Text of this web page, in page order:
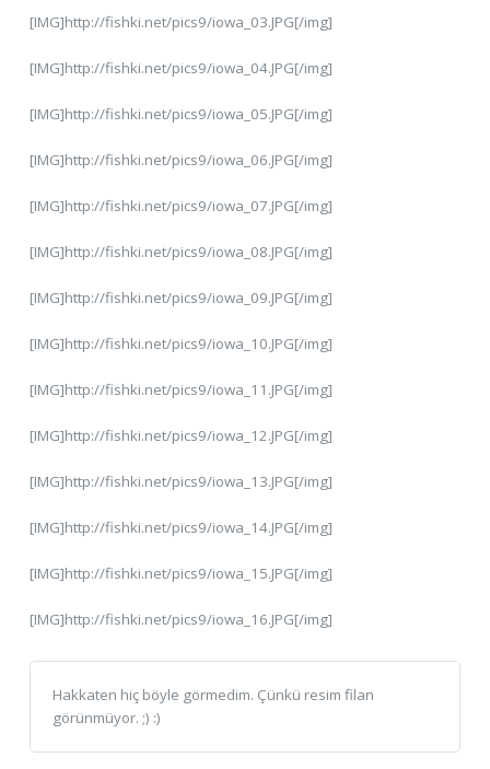
[IMG]http://fishki.net/pics9/iowa_03.JPG[/img]
[IMG]http://fishki.net/pics9/iowa_04.JPG[/img]
[IMG]http://fishki.net/pics9/iowa_05.JPG[/img]
[IMG]http://fishki.net/pics9/iowa_06.JPG[/img]
[IMG]http://fishki.net/pics9/iowa_07.JPG[/img]
[IMG]http://fishki.net/pics9/iowa_08.JPG[/img]
[IMG]http://fishki.net/pics9/iowa_09.JPG[/img]
[IMG]http://fishki.net/pics9/iowa_10.JPG[/img]
[IMG]http://fishki.net/pics9/iowa_11.JPG[/img]
[IMG]http://fishki.net/pics9/iowa_12.JPG[/img]
[IMG]http://fishki.net/pics9/iowa_13.JPG[/img]
[IMG]http://fishki.net/pics9/iowa_14.JPG[/img]
[IMG]http://fishki.net/pics9/iowa_15.JPG[/img]
[IMG]http://fishki.net/pics9/iowa_16.JPG[/img]
Hakkaten hiç böyle görmedim. Çünkü resim filan
görünmüyor. ;) :)